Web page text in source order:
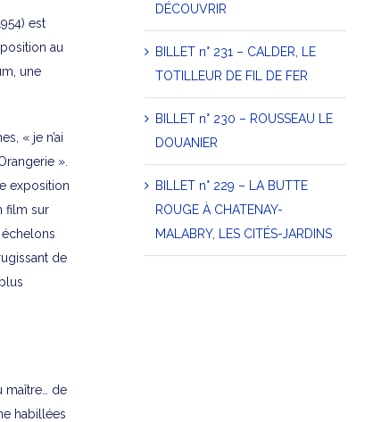
est
au
une
« je n’ai
».
exposition
film sur
de
maître… de
habillées
DÉCOUVRIR
BILLET n° 231 – CALDER, LE
TOTILLEUR DE FIL DE FER
BILLET n° 230 – ROUSSEAU LE
DOUANIER
BILLET n° 229 – LA BUTTE
ROUGE À CHATENAY-
MALABRY, LES CITÉS-JARDINS